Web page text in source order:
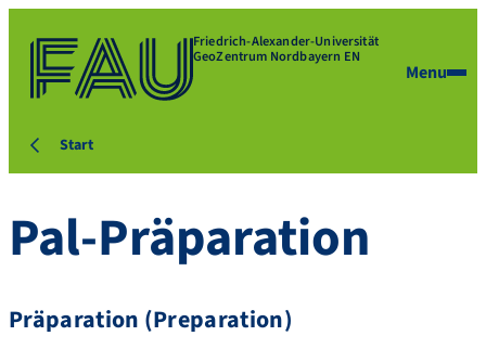
Friedrich-Alexander-Universität
GeoZentrum Nordbayern EN
Menu
Start
Pal-Präparation
Präparation (Preparation)